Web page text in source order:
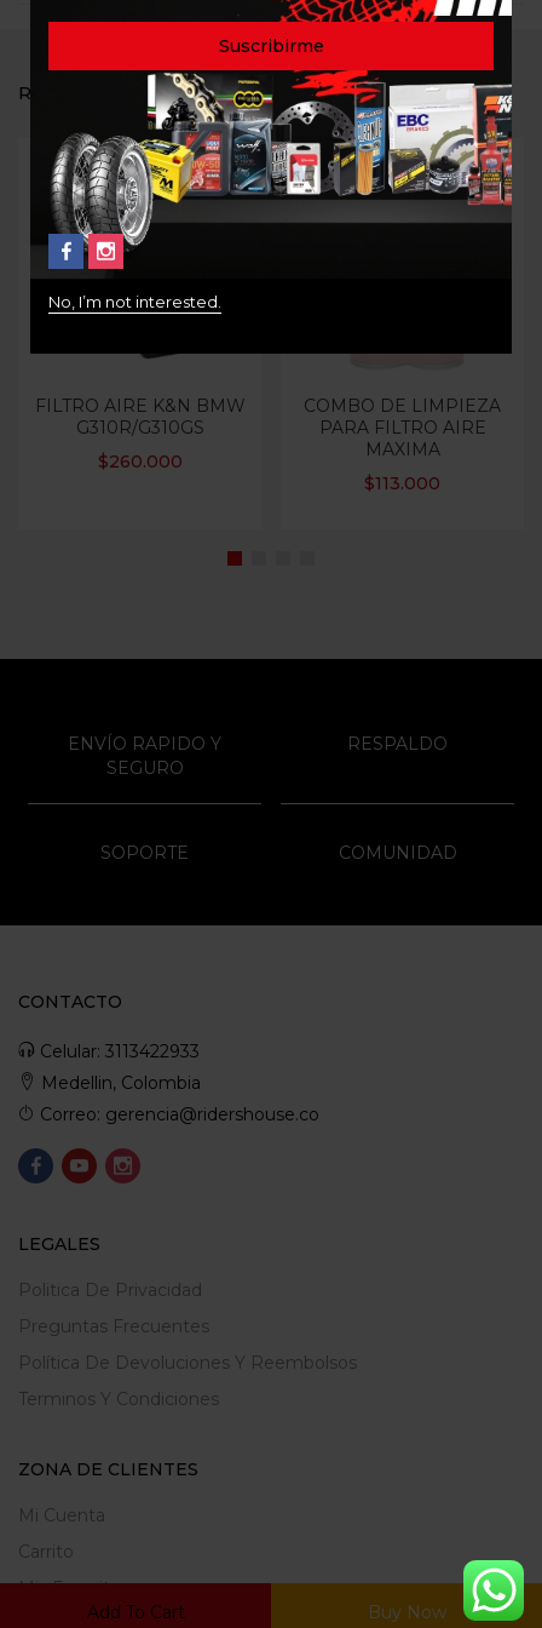
Add To Cart Buy Now
RELATED PRODUCTS
FILTRO AIRE K&N BMW
G310R/G310GS
$260.000
COMBO DE LIMPIEZA
PARA FILTRO AIRE
MAXIMA
$113.000
No, I’m not interested.
ENVÍO RAPIDO Y
SEGURO
RESPALDO
SOPORTE COMUNIDAD
CONTACTO
Celular: 3113422933
Medellin, Colombia
Correo: gerencia@ridershouse.co
LEGALES
Politica De Privacidad
Preguntas Frecuentes
Política De Devoluciones Y Reembolsos
Terminos Y Condiciones
ZONA DE CLIENTES
Mi Cuenta
Carrito
Mis Favoritos